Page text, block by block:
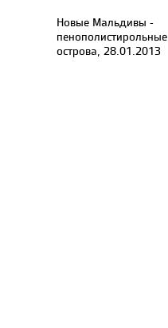
Новые Мальдивы -
пенополистирольные
острова, 28.01.2013